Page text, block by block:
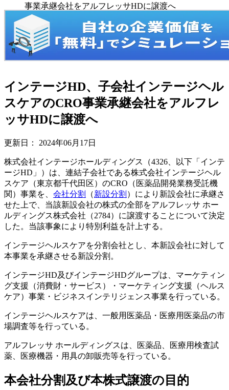
事業承継会社をアルフレッサHDに譲渡へ
インテージHD、子会社インテージヘル
スケアのCRO事業承継会社をアルフレ
ッサHDに譲渡へ
更新日： 2024年06月17日
株式会社インテージホールディングス（4326、以下「インテ
ージHD」）は、連結子会社である株式会社インテージヘル
スケア（東京都千代田区）のCRO（医薬品開発業務受託機
関）事業を、 会社分割 （新設分割 ）により新設会社に承継さ
せた上で、当該新設会社の株式の全部をアルフレッサ ホー
ルディングス株式会社（2784）に譲渡することについて決定
した。当該事象により特別利益を計上する。
インテージヘルスケアを分割会社とし、本新設会社に対して
本事業を承継させる新設分割。
インテージHD及びインテージHDグループは、マーケティン
グ支援（消費財・サービス）・マーケティング支援（ヘルス
ケア）事業・ビジネスインテリジェンス事業を行っている。
インテージヘルスケアは、一般用医薬品・医療用医薬品の市
場調査等を行っている。
アルフレッサ ホールディングスは、医薬品、医療用検査試
薬、医療機器・用具の卸販売等を行っている。
本会社分割及び本株式譲渡の目的